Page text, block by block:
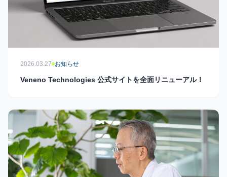
2026.03.27 お知らせ
Veneno Technologies 公式サイトを全面リニューアル！